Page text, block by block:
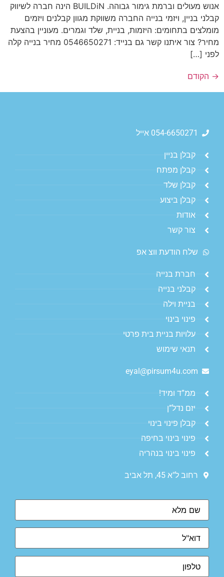
אנוש מעולים וברמת גימור גבוהה. BUILDiN הינה חברה לשיווק
קבלני בניין, ויזמי בנייה החברה משווקת מגוון קבלנים ויזמים
מומלצים בתחומים: היזמות, בניית, שלד וגמרים. מעוניין בהצעת
מחיר? צור איתנו קשר גם בנייד: 0546650271 מחיר בנייה קלה
לפני […]
→ הקודם
054-6650271 אייל
קבלן בניין
קבלן מפתח
קבלן שלד
קבלן ביצוע
אודות
צור קשר
שלח הודעת ווצ אפ
חברת בנייה
קבלני בנייה
בניית וילה
פינוי בינוי
עלויות בניית בית פרטי
תנאי שימוש
eyal@pirsum4u.com
ממ”ד ומיד!
יזם נדל”ן
קבלן פינוי בינוי
פינוי בינוי בחיפה
פינוי בינוי בנהריה
רחוב ל"א 45, תל אביב